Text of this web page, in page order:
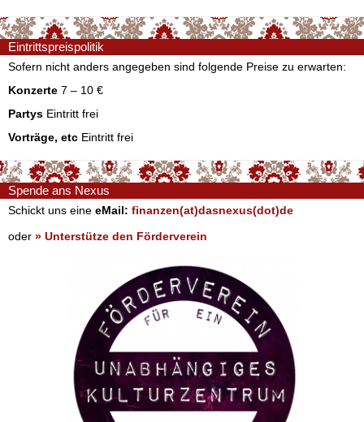
Eintrittspreispolitik
Sofern nicht anders angegeben sind folgende Preise zu erwarten:
Konzerte 7 – 10 €
Partys Eintritt frei
Vorträge, etc Eintritt frei
Spende ans Nexus
Schickt uns eine eMail: finanzen(at)dasnexus(dot)de
oder » Unterstütze den Förderverein